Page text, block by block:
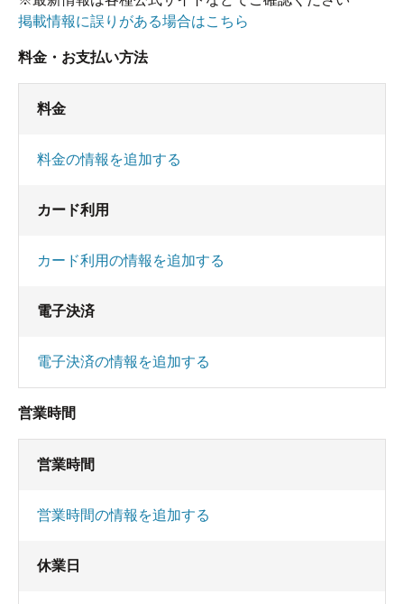
掲載情報に誤りがある場合はこちら
料金・お支払い方法
料金
料金の情報を追加する
カード利用
カード利用の情報を追加する
電子決済
電子決済の情報を追加する
営業時間
営業時間
営業時間の情報を追加する
休業日